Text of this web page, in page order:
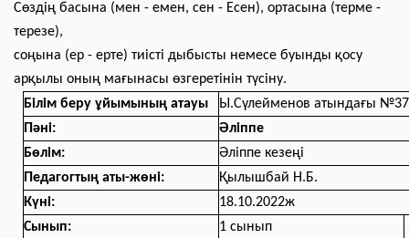
Сөздің басына (мен - емен, сен - Есен), ортасына (терме -
терезе),
соңына (ер - ерте) тиісті дыбысты немесе буынды қосу
арқылы оның мағынасы өзгеретінін түсіну.
Білім беру ұйымының атауы
Ы.Сүлейменов атындағы №37
Пәні:
Әліппе
Бөлім:
Әліппе кезеңі
Педагогтың аты-жөні:
Қылышбай Н.Б.
Күні:
18.10.2022ж
Сынып:
1 сынып